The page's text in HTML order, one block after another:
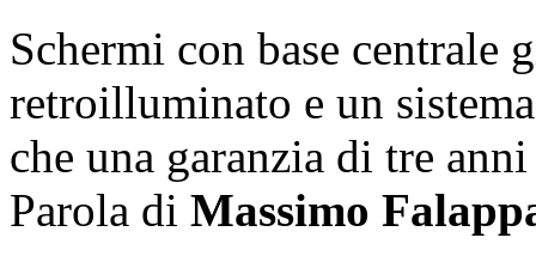
Schermi con base centrale
retroilluminato e un
che una garanzia di tre
Parola di Massimo